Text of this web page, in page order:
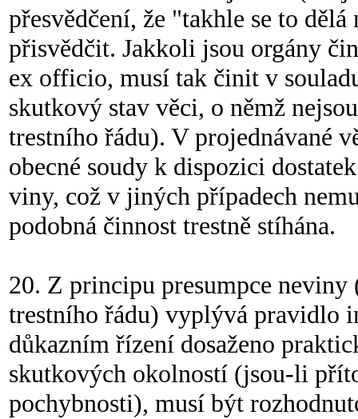
přesvědčení, že "takhle se to
přisvědčit. Jakkoli jsou orgány
ex officio, musí tak činit v
skutkový stav věci, o němž
trestního řádu). V projednávané
obecné soudy k dispozici
viny, což v jiných případech
podobná činnost trestně stíhána.
20. Z principu presumpce
trestního řádu) vyplývá pravidlo
důkazním řízení dosaženo
skutkových okolností (jsou-li
pochybnosti), musí být